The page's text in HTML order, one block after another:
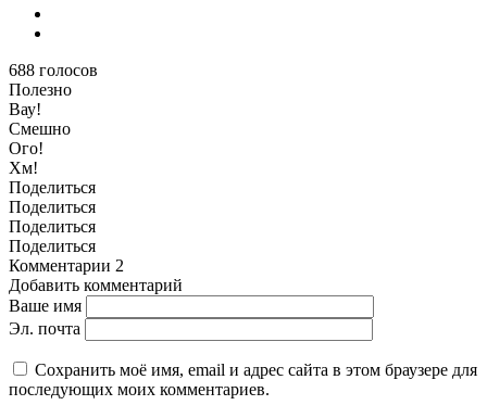
688 голосов
Полезно
Вау!
Смешно
Ого!
Хм!
Поделиться
Поделиться
Поделиться
Поделиться
Комментарии 2
Добавить комментарий
Ваше имя
Эл. почта
Сохранить моё имя, email и адрес сайта в этом браузере для
последующих моих комментариев.